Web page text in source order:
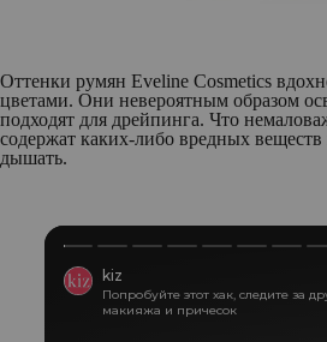
Оттенки румян Eveline Cosmetics
цветами. Они невероятным образом
подходят для дрейпинга. Что
содержат каких-либо вредных
дышать.